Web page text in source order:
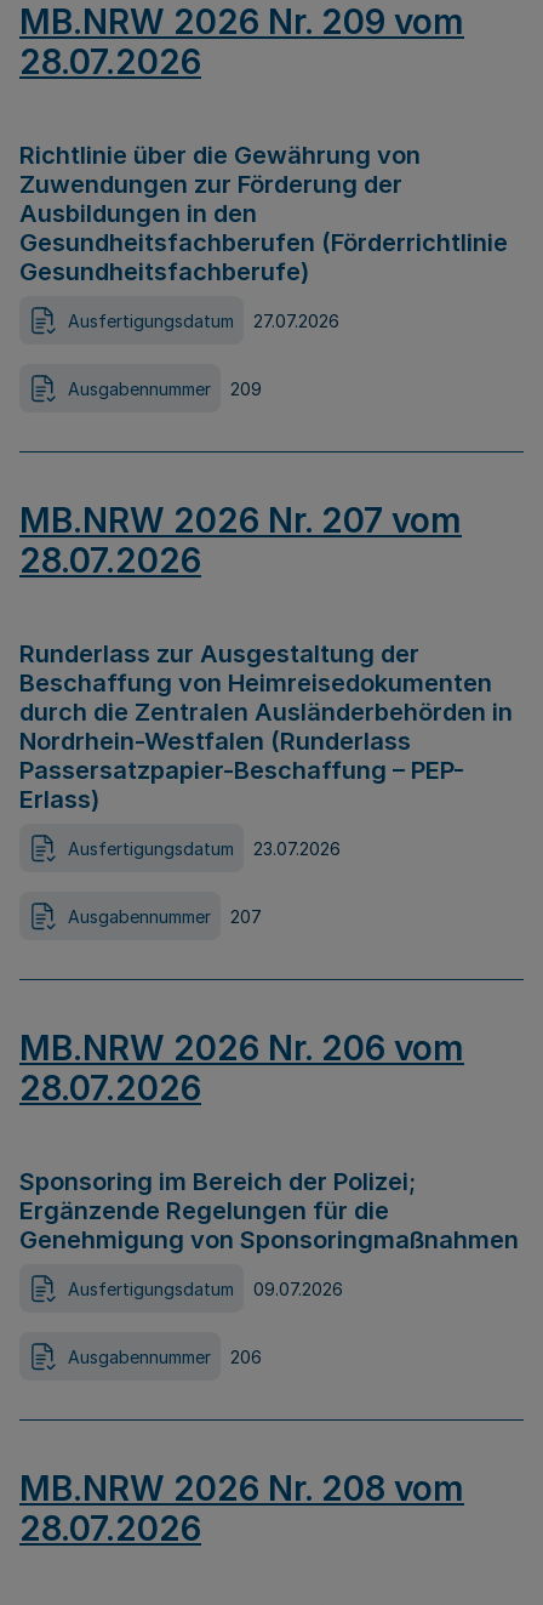
MB.NRW 2026 Nr. 209 vom
28.07.2026
Richtlinie über die Gewährung von
Zuwendungen zur Förderung der
Ausbildungen in den
Gesundheitsfachberufen (Förderrichtlinie
Gesundheitsfachberufe)
Ausfertigungsdatum 27.07.2026
Ausgabennummer 209
MB.NRW 2026 Nr. 207 vom
28.07.2026
Runderlass zur Ausgestaltung der
Beschaffung von Heimreisedokumenten
durch die Zentralen Ausländerbehörden in
Nordrhein-Westfalen (Runderlass
Passersatzpapier-Beschaffung – PEP-
Erlass)
Ausfertigungsdatum 23.07.2026
Ausgabennummer 207
MB.NRW 2026 Nr. 206 vom
28.07.2026
Sponsoring im Bereich der Polizei;
Ergänzende Regelungen für die
Genehmigung von Sponsoringmaßnahmen
Ausfertigungsdatum 09.07.2026
Ausgabennummer 206
MB.NRW 2026 Nr. 208 vom
28.07.2026